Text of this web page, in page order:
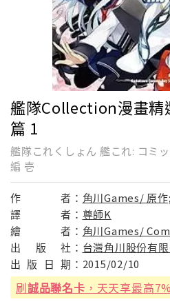
艦隊Collection漫畫精
篇 1
艦隊これくしょん 艦これ: コミ
編 壱
作 者： 角川Games/ 原
譯
者： 尊師K
繪
者： 角川Games/
出
版 社： 台灣角川股份有
出 版 日 期： 2015/02/10
刷誠品聯名卡 ，天天享最高